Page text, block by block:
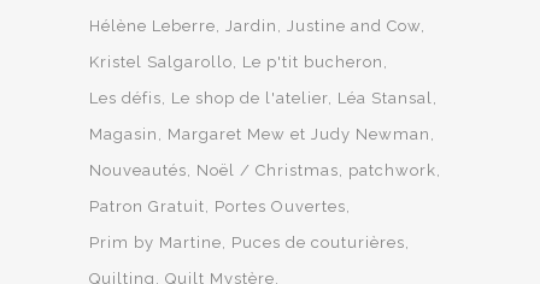
Hélène Leberre Jardin
Justine and Cow
Kristel Salgarollo
Le p'tit bucheron
Les défis
Le shop de l'atelier Léa Stansal
Magasin
Margaret Mew et Judy Newman
Nouveautés
Noël / Christmas
patchwork
Patron Gratuit
Portes Ouvertes
Prim by Martine
Puces de couturières
Quilting
Quilt Mystère